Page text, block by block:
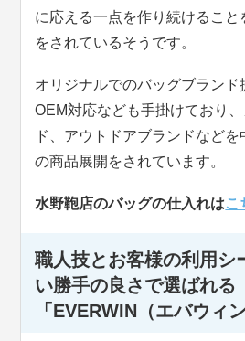
に応える一点を作り続けること
をされているそうです。
オリジナルでのバッグブランド
OEM対応なども手掛けており
ド、アウトドアブランドなど
の商品展開をされています。
水野鞄店のバッグの仕入れはこ
職人技とお客様の利用シ
い勝手の良さで選ばれる
「EVERWIN（エバウィン